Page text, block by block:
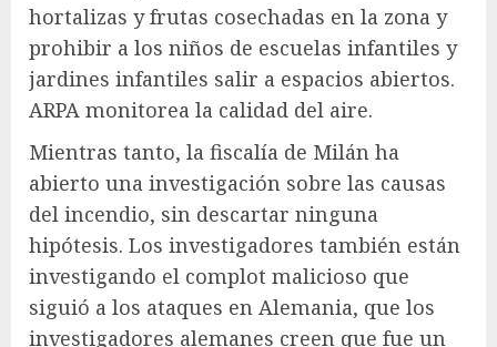
hortalizas y frutas cosechadas en la zona y
prohibir a los niños de escuelas infantiles y
jardines infantiles salir a espacios abiertos.
ARPA monitorea la calidad del aire.
Mientras tanto, la fiscalía de Milán ha
abierto una investigación sobre las causas
del incendio, sin descartar ninguna
hipótesis. Los investigadores también están
investigando el complot malicioso que
siguió a los ataques en Alemania, que los
investigadores alemanes creen que fue un